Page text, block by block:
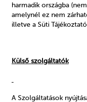
harmadik országba
amelynél ez nem
illetve a Süti
Külső szolgáltatók
A Szolgáltatások